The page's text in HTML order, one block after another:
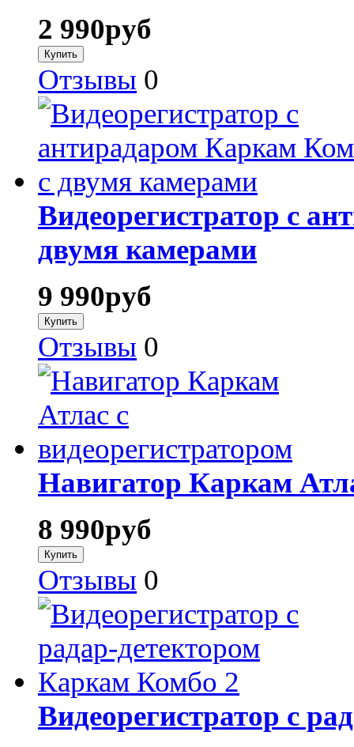
2 990руб
Отзывы 0
Видеорегистратор с
двумя камерами
9 990руб
Отзывы 0
Навигатор Каркам
8 990руб
Отзывы 0
Видеорегистратор с